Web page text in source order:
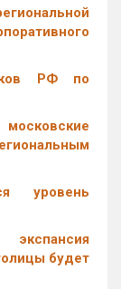
РФ по
уровень
будет